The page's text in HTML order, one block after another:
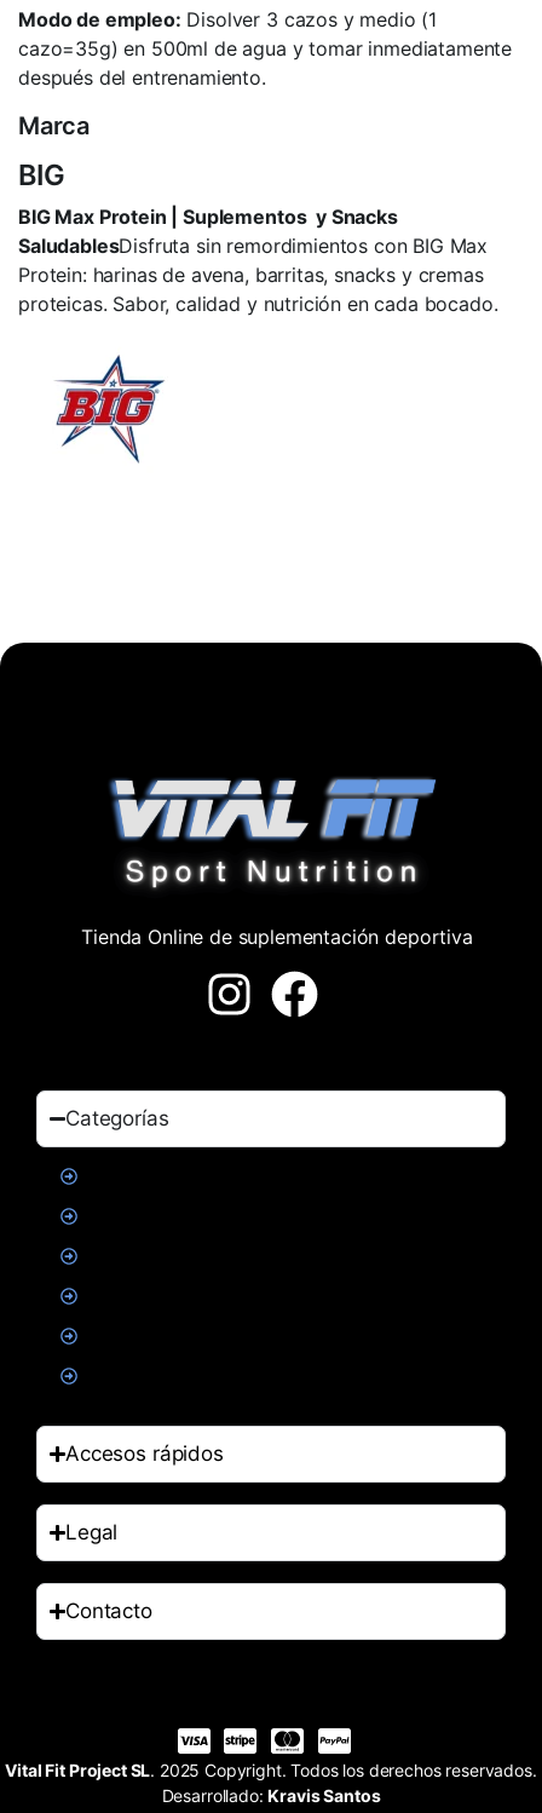
Modo de empleo: Disolver 3 cazos y medio (1
cazo=35g) en 500ml de agua y tomar inmediatamente
después del entrenamiento.
Marca
BIG
BIG Max Protein | Suplementos y Snacks
SaludablesDisfruta sin remordimientos con BIG Max
Protein: harinas de avena, barritas, snacks y cremas
proteicas. Sabor, calidad y nutrición en cada bocado.
Tienda Online de suplementación deportiva
Categorías
Accesos rápidos
Legal
Contacto
Vital Fit Project SL. 2025 Copyright. Todos los derechos reservados.
Desarrollado:Kravis Santos